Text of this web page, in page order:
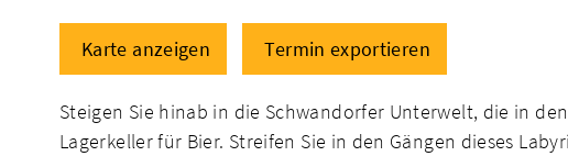
Karte anzeigen Termin exportieren
Steigen Sie hinab in die Schwandorfer Unterwelt, die in
Lagerkeller für Bier. Streifen Sie in den Gängen dieses